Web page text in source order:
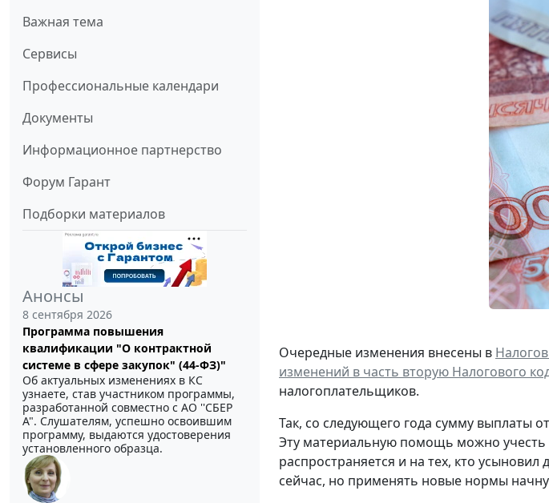
Важная тема
Сервисы
Профессиональные календари
Документы
Информационное партнерство
Форум Гарант
Подборки материалов
Анонсы
8 сентября 2026
Программа повышения
квалификации "О контрактной
системе в сфере закупок" (44-ФЗ)"
Об актуальных изменениях в КС
узнаете, став участником программы,
разработанной совместно с АО ''СБЕР
А". Слушателям, успешно освоившим
программу, выдаются удостоверения
установленного образца.
Очередные изменения внесены в
изменений в часть вторую Налогового
налогоплательщиков.
Так, со следующего года сумму выплаты
Эту материальную помощь можно учесть
распространяется и на тех, кто
сейчас, но применять новые нормы